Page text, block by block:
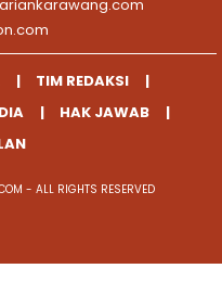
TIM REDAKSI
HAK JAWAB
- ALL RIGHTS RESERVED